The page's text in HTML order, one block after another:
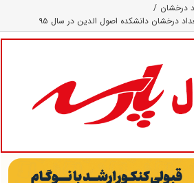
درخشان
درخشان دانشکده اصول الدین در سال ۹۵